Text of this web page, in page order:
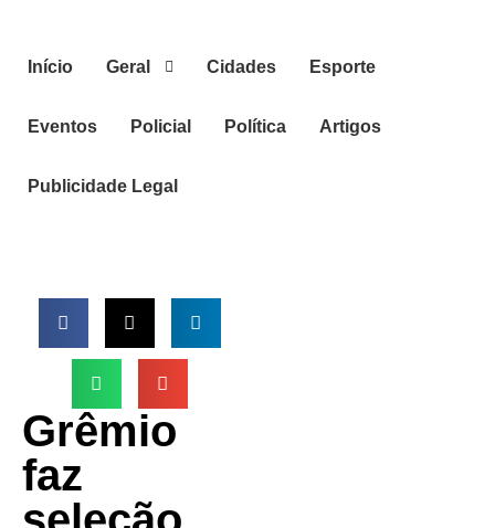
Início Geral Cidades Esporte
Eventos Policial Política Artigos
Publicidade Legal
Grêmio
faz